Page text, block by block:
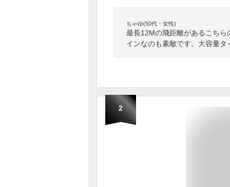
ちゃゆ(50代・女性)
最長12Mの飛距離があるこち
インなのも素敵です。大容量
2